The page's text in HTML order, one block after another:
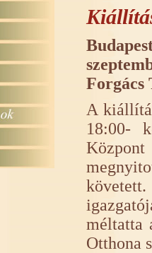
Forgács
A
18:00-
Központ
méltatta
Otthona